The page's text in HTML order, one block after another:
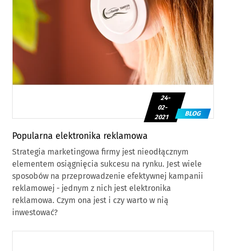
Popularna elektronika reklamowa
24-
02-
2021
BLOG
Strategia marketingowa firmy jest nieodłącznym
elementem osiągnięcia sukcesu na rynku. Jest wiele
sposobów na przeprowadzenie efektywnej kampanii
reklamowej - jednym z nich jest elektronika
reklamowa. Czym ona jest i czy warto w nią
inwestować?